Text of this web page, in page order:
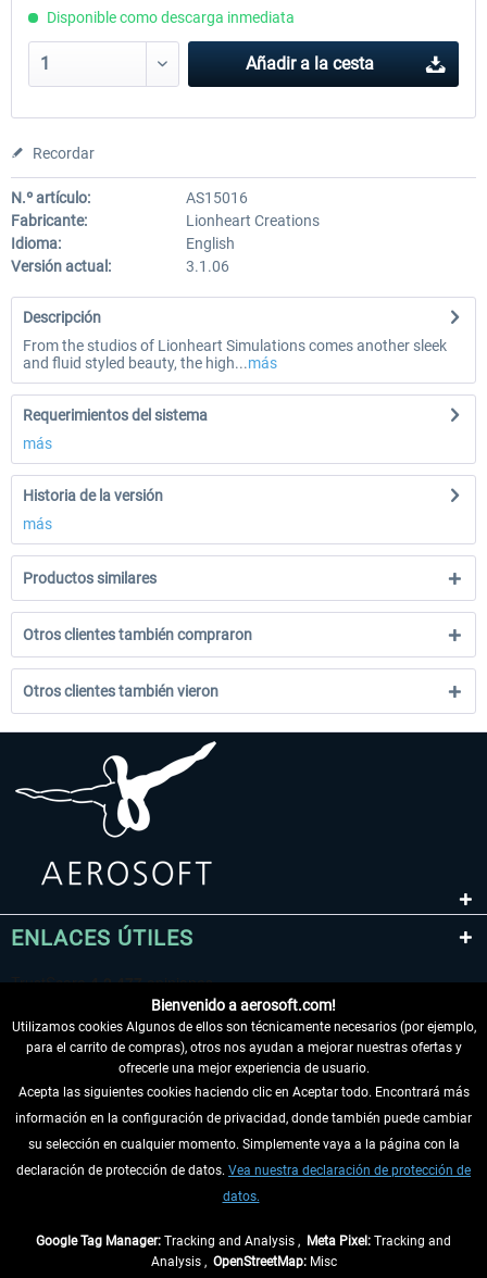
Disponible como descarga inmediata
Añadir a la cesta
Recordar
N.º artículo:
AS15016
Fabricante:
Lionheart Creations
Idioma:
English
Versión actual:
3.1.06
Descripción
From the studios of Lionheart Simulations comes another sleek
and fluid styled beauty, the high...más
Requerimientos del sistema
más
Historia de la versión
más
Productos similares
Otros clientes también compraron
Otros clientes también vieron
ENLACES ÚTILES
DESISTIR DEL CONTRATO
INFORMACIÓN
Bienvenido a aerosoft.com!
Utilizamos cookies Algunos de ellos son técnicamente necesarios (por ejemplo,
para el carrito de compras), otros nos ayudan a mejorar nuestras ofertas y
ofrecerle una mejor experiencia de usuario.
Acepta las siguientes cookies haciendo clic en Aceptar todo. Encontrará más
información en la configuración de privacidad, donde también puede cambiar
su selección en cualquier momento. Simplemente vaya a la página con la
declaración de protección de datos. Vea nuestra declaración de protección de
datos.
Google Tag Manager: Tracking and Analysis , Meta Pixel: Tracking and
Analysis , OpenStreetMap:Misc